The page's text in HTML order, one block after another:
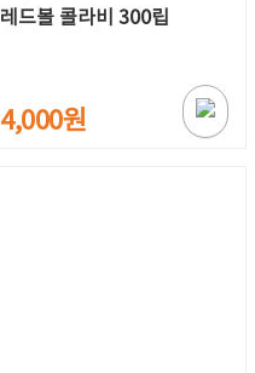
레드볼 콜라비 300립
4,000원